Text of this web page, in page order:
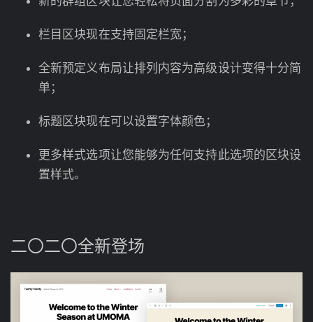
栏目区块现在支持固定栏宽；
全新预定义布局让排列内容为高级设计变得十分简
单；
标题区块现在可以设置字体颜色；
更多样式选项让您能够为任何支持此选项的区块设
置样式。
二〇二〇全新登场